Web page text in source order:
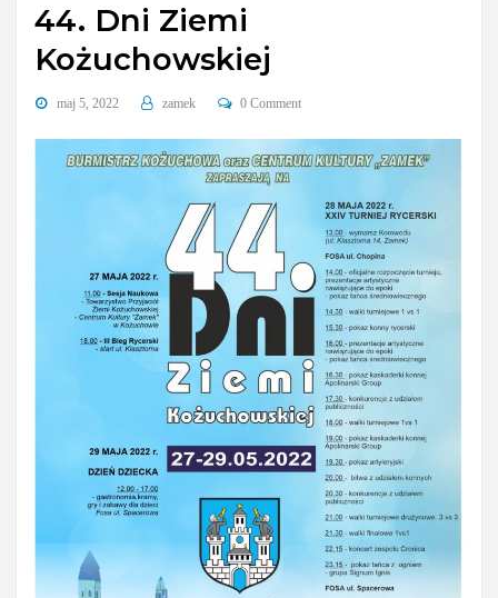
44. Dni Ziemi
Kożuchowskiej
maj 5, 2022 zamek 0 Comment